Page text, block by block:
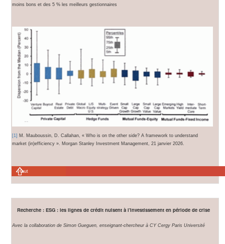
moins bons et des 5 % les meilleurs gestionnaires
[1] M. Mauboussin, D. Callahan, « Who is on the other side? A framework to understand
market (in)efficiency ». Morgan Stanley Investment Management, 21 janvier 2026.
Haut
Recherche : ESG : les lignes de crédit nuisent à l'investissement en période de crise
Avec la collaboration de Simon Gueguen, enseignant-chercheur à CY Cergy Paris Université